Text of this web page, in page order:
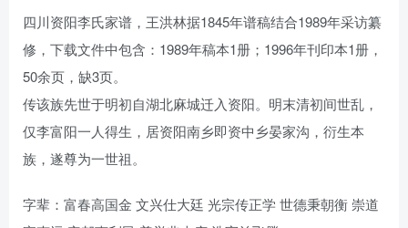
四川资阳李氏家谱，王洪林据1845年谱稿结合1989年采访纂
修，下载文件中包含：1989年稿本1册；1996年刊印本1册，
50余页，缺3页。
传该族先世于明初自湖北麻城迁入资阳。明末清初间世乱，
仅李富阳一人得生，居资阳南乡即资中乡晏家沟，衍生本
族，遂尊为一世祖。
字辈：富春高国金 文兴仕大廷 光宗传正学 世德秉朝衡 崇道